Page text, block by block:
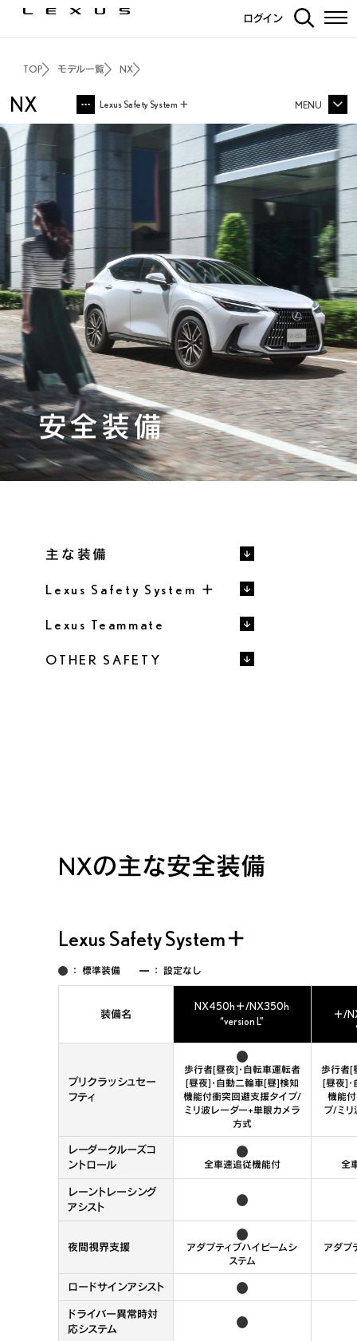
ログイン
TOP モデル一覧 NX
主な装備
Lexus Safety System ＋
NX MENU
NX TOP
価格・パッケージ
3Dシミュレーション
エクステリア
インテリア
走行性能
PHEV
F SPORT
OVERTRAIL
安全装備
カーライフサポート
カーナビ・その他装備
ディーラーオプション
ギャラリー
プレスリリース
FAQ
カタログ/取扱説明書
フォトブック
機能詳細カタログ
パッケージ別装備比較
主要諸元/環境仕様書
取扱説明書
試乗予約
安全装備
主な装備
Lexus Safety System ＋
Lexus Teammate
OTHER SAFETY
NXの主な安全装備
Lexus Safety System＋
： 標準装備 ： 設定なし
装備名
NX450h＋/NX350h
“version L”
＋/
プリクラッシュセー
フティ
歩行者[昼夜]・自転車運転者
[昼夜]・自動二輪車[昼]検知
機能付衝突回避支援タイプ/
ミリ波レーダー+単眼カメラ
方式
歩行者[
[昼夜]
機能
プ/ミ
レーダークルーズコ
ントロール
全車速追従機能付 全
レーントレーシング
アシスト
夜間視界支援
アダプティブハイビームシ
ステム
アダプ
ロードサインアシスト
ドライバー異常時対
応システム